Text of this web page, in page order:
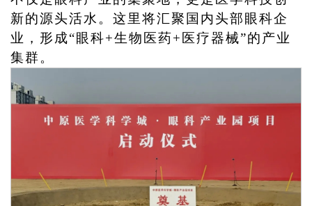
新的源头活水。这里将汇聚国内头部眼科企
业，形成“眼科+生物医药+医疗器械”的产业
集群。